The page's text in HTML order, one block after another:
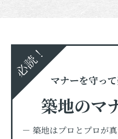
必読！
マナーを守っ
築地のマ
－ 築地はプロとプロが